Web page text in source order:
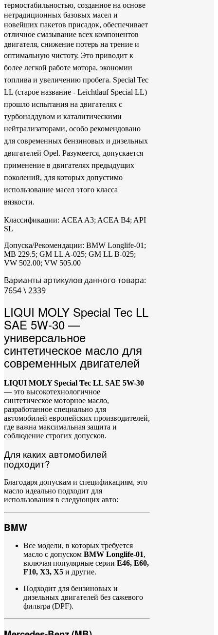
термостабильностью, созданное на основе
нетрадиционных базовых масел и
новейших пакетов присадок, обеспечивает
отличное смазывание всех компонентов
двигателя, снижение потерь на трение и
оптимальную чистоту. Это приводит к
более легкой работе мотора, экономии
топлива и увеличению пробега. Special Tec
LL (старое название - Leichtlauf Special LL)
прошло испытания на двигателях с
турбонаддувом и каталитическими
нейтрализаторами, особо рекомендовано
для современных бензиновых и дизельных
двигателей Opel. Разумеется, допускается
применение в двигателях предыдущих
поколений, для которых допустимо
использование масел этого класса
вязкости.
Классификации: ACEA A3; ACEA B4; API
SL
Допуска/Рекомендации: BMW Longlife-01;
MB 229.5; GM LL A-025; GM LL B-025;
VW 502.00; VW 505.00
Варианты артикулов данного товара:
7654 \ 2339
LIQUI MOLY Special Tec LL
SAE 5W-30 —
универсальное
синтетическое масло для
современных двигателей
LIQUI MOLYSpecial Tec LL SAE 5W-30
— это высокотехнологичное
синтетическое моторное масло,
разработанное специально для
автомобилей европейских производителей,
где важна максимальная защита и
соблюдение строгих допусков.
Для каких автомобилей
подходит?
Благодаря допускам и спецификациям, это
масло идеально подходит для
использования в следующих авто:
BMW
Все модели, в которых требуется
масло с допуском BMW Longlife-01,
включая популярные серии E46, E60,
F10, X3, X5 и другие.
Подходит для бензиновых и
дизельных двигателей без сажевого
фильтра (DPF).